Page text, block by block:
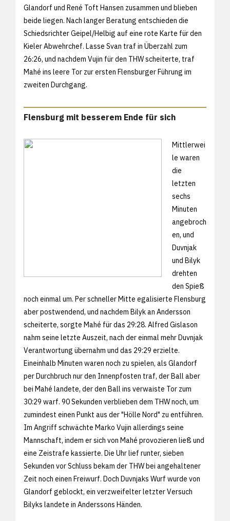
Glandorf und René Toft Hansen zusammen und blieben
beide liegen. Nach langer Beratung entschieden die
Schiedsrichter Geipel/Helbig auf eine rote Karte für den
Kieler Abwehrchef. Lasse Svan traf in Überzahl zum
26:26, und nachdem Vujin für den THW scheiterte, traf
Mahé ins leere Tor zur ersten Flensburger Führung im
zweiten Durchgang.
Flensburg mit besserem Ende für sich
Mittlerwei
le waren
die
letzten
sechs
Minuten
angebroch
en, und
Duvnjak
und Bilyk
drehten
den Spieß
noch einmal um. Per schneller Mitte egalisierte Flensburg
aber postwendend, und nachdem Bilyk an Andersson
scheiterte, sorgte Mahé für das 29:28. Alfred Gislason
nahm seine letzte Auszeit, nach der einmal mehr Duvnjak
Verantwortung übernahm und das 29:29 erzielte.
Eineinhalb Minuten waren noch zu spielen, als Glandorf
per Durchbruch nur den Innenpfosten traf, der Ball aber
bei Mahé landete, der den Ball ins verwaiste Tor zum
30:29 warf. 90 Sekunden verblieben dem THW noch, um
zumindest einen Punkt aus der "Hölle Nord" zu entführen.
Im Angriff schwächte Marko Vujin allerdings seine
Mannschaft, indem er sich von Mahé provozieren ließ und
eine Zeistrafe kassierte. Die Uhr lief runter, sieben
Sekunden vor Schluss bekam der THW bei angehaltener
Zeit noch einen Freiwurf. Doch Duvnjaks Wurf wurde von
Glandorf geblockt, ein verzweifelter letzter Versuch
Bilyks landete in Anderssons Händen.